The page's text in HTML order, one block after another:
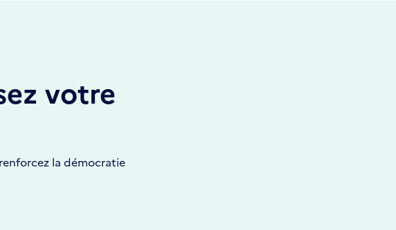
votre
la démocratie